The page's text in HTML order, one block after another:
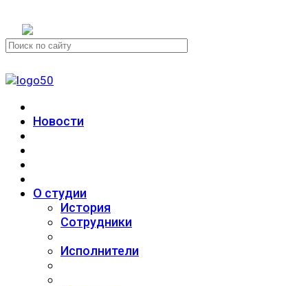
Новости
О студии
История
Сотрудники
Исполнители